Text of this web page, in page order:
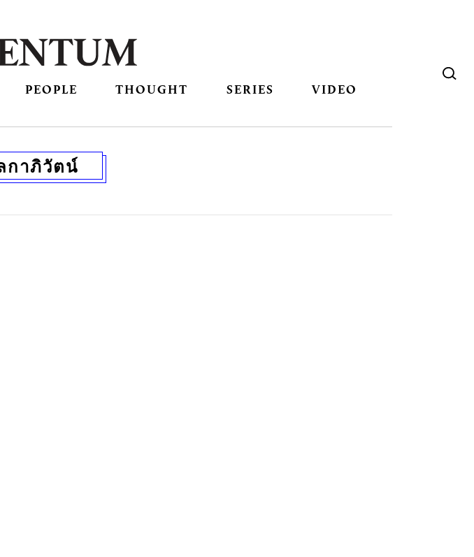
PEOPLE THOUGHT SERIES VIDEO
กาภิวัตน์